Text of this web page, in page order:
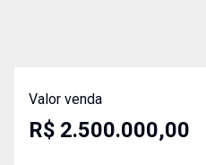
Valor venda
R$ 2.500.000,00